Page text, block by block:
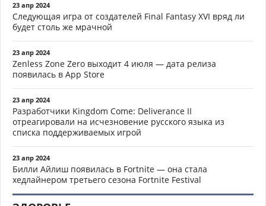
23 апр 2024
Следующая игра от создателей Final Fantasy XVI вряд ли
будет столь же мрачной
23 апр 2024
Zenless Zone Zero выходит 4 июля — дата релиза
появилась в App Store
23 апр 2024
Разработчики Kingdom Come: Deliverance II
отреагировали на исчезновение русского языка из
списка поддерживаемых игрой
23 апр 2024
Билли Айлиш появилась в Fortnite — она стала
хедлайнером третьего сезона Fortnite Festival